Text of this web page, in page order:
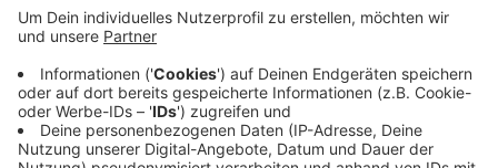
Kennzeichen hatte. Daraufhin sind beide geflüchtet
Polizei hat die Verfolgung aufgenommen und eines
der Motorräder abgestellt am Fahrbahnrand
entdeckt. Nach einer kurzen Fahndung ist der
Fahrer mit Hilfe eines Polizeihundes im Würselener